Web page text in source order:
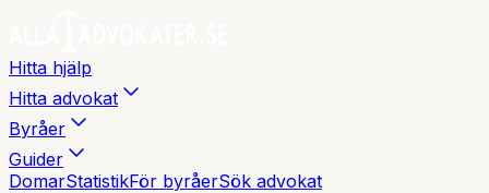
Hitta hjälp
Hitta advokat
Byråer
Guider
DomarStatistikFör byråerSök advokat